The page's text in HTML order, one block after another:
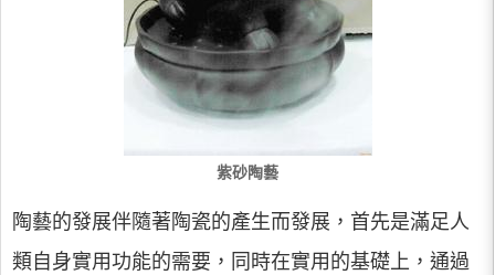
紫砂陶藝
陶藝的發展伴隨著陶瓷的產生而發展，首先是滿足人
類自身實用功能的需要，同時在實用的基礎上，通過